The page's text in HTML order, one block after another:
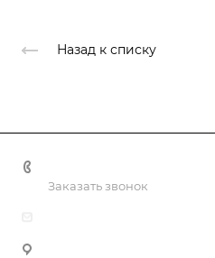
Назад к списку
Заказать звонок